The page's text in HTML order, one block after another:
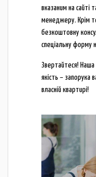
вказаним на сайті
менеджеру. Крім
безкоштовну
спеціальну форму
Звертайтеся! Наша
якість – запорука
власній квартирі!